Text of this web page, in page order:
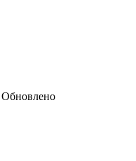
Обновлено